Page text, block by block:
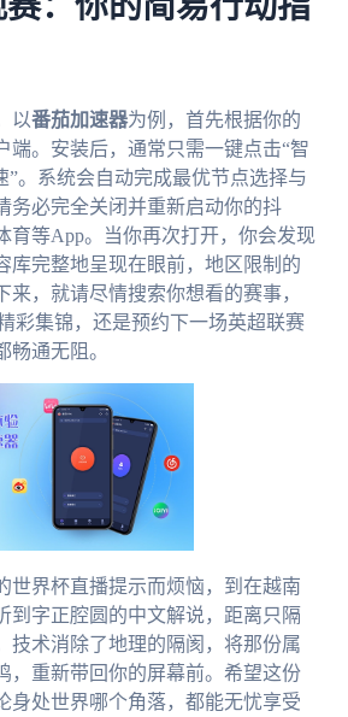
：你的简易行动指
以番茄加速器为例，首先根据你的
端。安装后，通常只需一键点击“智
”。系统会自动完成最优节点选择与
务必完全关闭并重新启动你的抖
育等App。当你再次打开，你会发现
库完整地呈现在眼前，地区限制的
来，就请尽情搜索你想看的赛事，
彩集锦，还是预约下一场英超联赛
畅通无阻。
世界杯直播提示而烦恼，到在越南
到字正腔圆的中文解说，距离只隔
技术消除了地理的隔阂，将那份属
，重新带回你的屏幕前。希望这份
身处世界哪个角落，都能无忧享受